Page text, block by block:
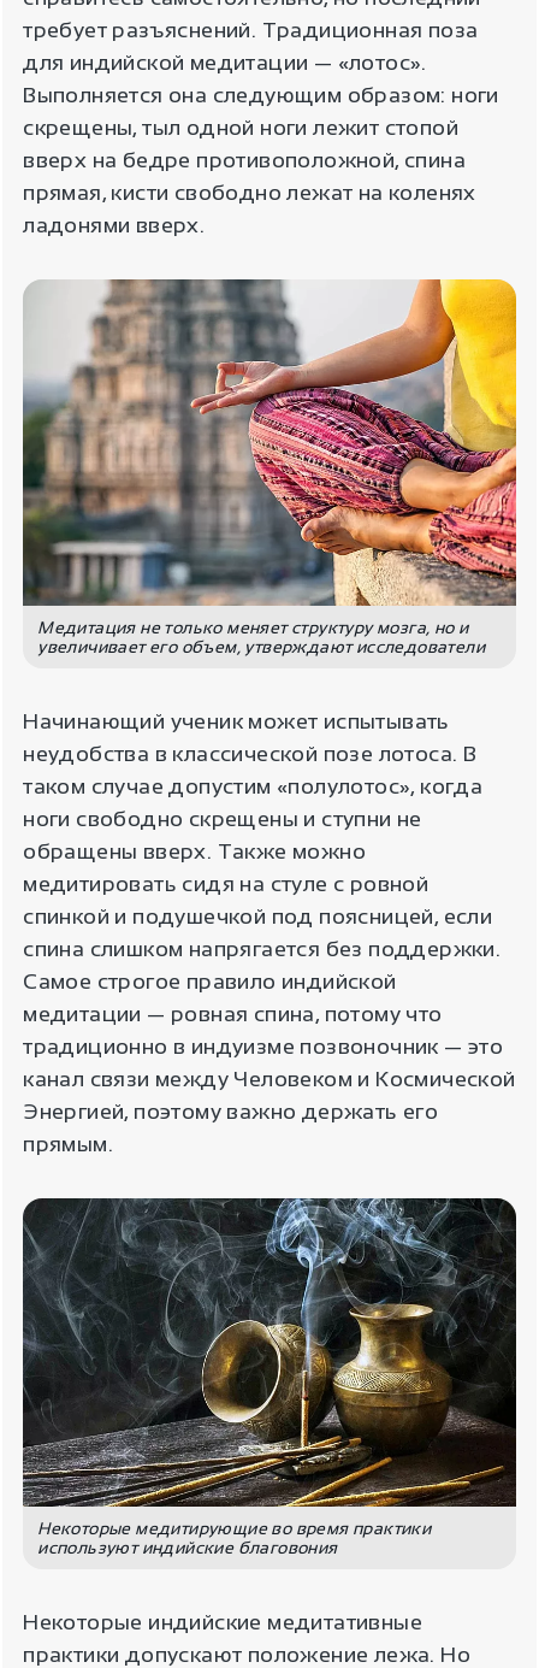
требует разъяснений. Традиционная поза
для индийской медитации — «лотос».
Выполняется она следующим образом: ноги
скрещены, тыл одной ноги лежит стопой
вверх на бедре противоположной, спина
прямая, кисти свободно лежат на коленях
ладонями вверх.
Медитация не только меняет структуру мозга, но и
увеличивает его объем, утверждают исследователи
Начинающий ученик может испытывать
неудобства в классической позе лотоса. В
таком случае допустим «полулотос», когда
ноги свободно скрещены и ступни не
обращены вверх. Также можно
медитировать сидя на стуле с ровной
спинкой и подушечкой под поясницей, если
спина слишком напрягается без поддержки.
Самое строгое правило индийской
медитации — ровная спина, потому что
традиционно в индуизме позвоночник — это
канал связи между Человеком и Космической
Энергией, поэтому важно держать его
прямым.
Некоторые медитирующие во время практики
используют индийские благовония
Некоторые индийские медитативные
практики допускают положение лежа. Но